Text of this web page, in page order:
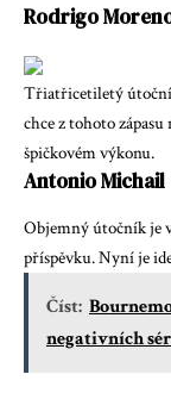
Rodrigo
Třiatřicetiletý
chce z tohoto
špičkovém výkonu.
Antonio Michail
Objemný útočník je
příspěvku. Nyní je
Číst:
negativních